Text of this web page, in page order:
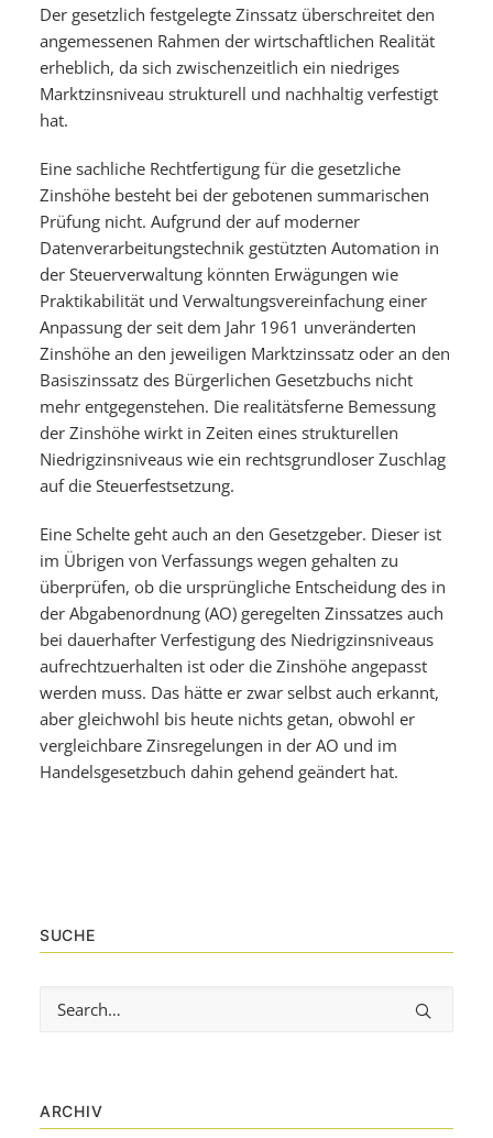
Der gesetzlich festgelegte Zinssatz überschreitet den
angemessenen Rahmen der wirtschaftlichen Realität
erheblich, da sich zwischenzeitlich ein niedriges
Marktzinsniveau strukturell und nachhaltig verfestigt
hat.
Eine sachliche Rechtfertigung für die gesetzliche
Zinshöhe besteht bei der gebotenen summarischen
Prüfung nicht. Aufgrund der auf moderner
Datenverarbeitungstechnik gestützten Automation in
der Steuerverwaltung könnten Erwägungen wie
Praktikabilität und Verwaltungsvereinfachung einer
Anpassung der seit dem Jahr 1961 unveränderten
Zinshöhe an den jeweiligen Marktzinssatz oder an den
Basiszinssatz des Bürgerlichen Gesetzbuchs nicht
mehr entgegenstehen. Die realitätsferne Bemessung
der Zinshöhe wirkt in Zeiten eines strukturellen
Niedrigzinsniveaus wie ein rechtsgrundloser Zuschlag
auf die Steuerfestsetzung.
Eine Schelte geht auch an den Gesetzgeber. Dieser ist
im Übrigen von Verfassungs wegen gehalten zu
überprüfen, ob die ursprüngliche Entscheidung des in
der Abgabenordnung (AO) geregelten Zinssatzes auch
bei dauerhafter Verfestigung des Niedrigzinsniveaus
aufrechtzuerhalten ist oder die Zinshöhe angepasst
werden muss. Das hätte er zwar selbst auch erkannt,
aber gleichwohl bis heute nichts getan, obwohl er
vergleichbare Zinsregelungen in der AO und im
Handelsgesetzbuch dahin gehend geändert hat.
SUCHE
ARCHIV